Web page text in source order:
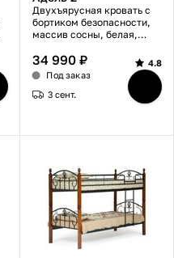
Двухъярусная кровать с
бортиком безопасности,
массив сосны, белая,
нижний ярус 120×190 см, с
наклонной лестницей
34 990 ₽ 4.8
Под заказ
3 сент.